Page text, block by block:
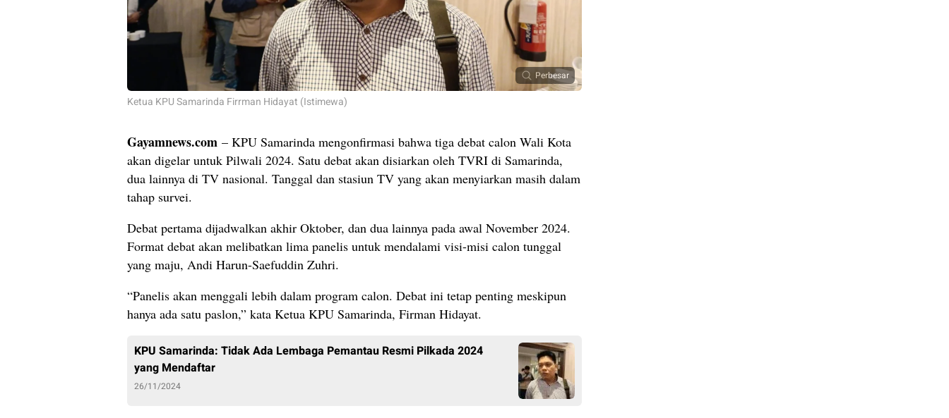
Perbesar
Ketua KPU Samarinda Firrman Hidayat (Istimewa)
Gayamnews.com – KPU Samarinda mengonfirmasi bahwa tiga debat calon Wali Kota
akan digelar untuk Pilwali 2024. Satu debat akan disiarkan oleh TVRI di Samarinda,
dua lainnya di TV nasional. Tanggal dan stasiun TV yang akan menyiarkan masih dalam
tahap survei.
Debat pertama dijadwalkan akhir Oktober, dan dua lainnya pada awal November 2024.
Format debat akan melibatkan lima panelis untuk mendalami visi-misi calon tunggal
yang maju, Andi Harun-Saefuddin Zuhri.
“Panelis akan menggali lebih dalam program calon. Debat ini tetap penting meskipun
hanya ada satu paslon,” kata Ketua KPU Samarinda, Firman Hidayat.
KPU Samarinda: Tidak Ada Lembaga Pemantau Resmi Pilkada 2024
yang Mendaftar
26/11/2024